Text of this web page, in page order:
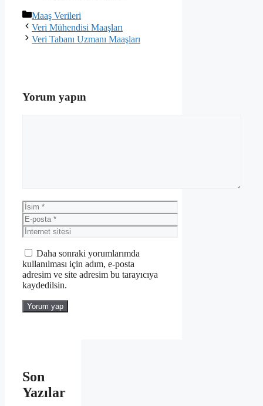
Kategoriler
Maaş Verileri
Veri Mühendisi Maaşları
Veri Tabanı Uzmanı Maaşları
Yorum yapın
İsim
E-
posta
İnternet
sitesi
Daha sonraki yorumlarımda
kullanılması için adım, e-posta
adresim ve site adresim bu tarayıcıya
kaydedilsin.
Son
Yazılar